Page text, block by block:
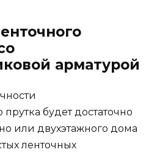
арматурой
будет достаточно
или двухэтажного дома
ленточных